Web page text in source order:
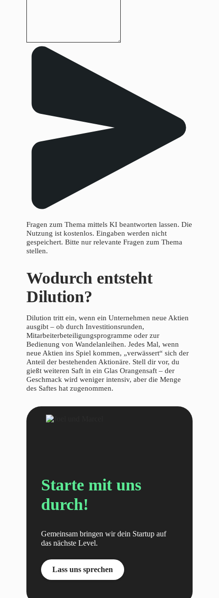
Fragen zum Thema mittels KI beantworten lassen. Die
Nutzung ist kostenlos. Eingaben werden nicht
gespeichert. Bitte nur relevante Fragen zum Thema
stellen.
Wodurch entsteht
Dilution?
Dilution tritt ein, wenn ein Unternehmen neue Aktien
ausgibt – ob durch Investitionsrunden,
Mitarbeiterbeteiligungsprogramme oder zur
Bedienung von Wandelanleihen. Jedes Mal, wenn
neue Aktien ins Spiel kommen, „verwässert“ sich der
Anteil der bestehenden Aktionäre. Stell dir vor, du
gießt weiteren Saft in ein Glas Orangensaft – der
Geschmack wird weniger intensiv, aber die Menge
des Saftes hat zugenommen.
Starte mit uns
durch!
Gemeinsam bringen wir dein Startup auf
das nächste Level.
Lass uns sprechen